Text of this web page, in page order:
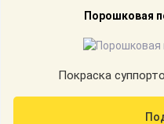
Порошковая
Покраска